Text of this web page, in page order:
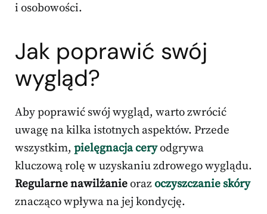
i osobowości.
Jak poprawić swój
wygląd?
Aby poprawić swój wygląd, warto zwrócić
uwagę na kilka istotnych aspektów. Przede
wszystkim, pielęgnacja ceryodgrywa
kluczową rolę w uzyskaniu zdrowego wyglądu.
Regularne nawilżanieorazoczyszczanie skóry
znacząco wpływa na jej kondycję.